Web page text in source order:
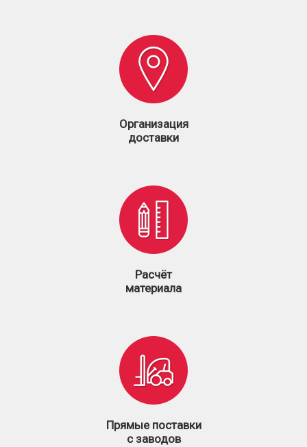
Организация
доставки
Расчёт
материала
Прямые поставки
с заводов